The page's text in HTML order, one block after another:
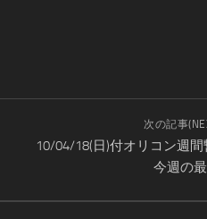
次の記事
10/04/18(日)付オリコン週間
今週の